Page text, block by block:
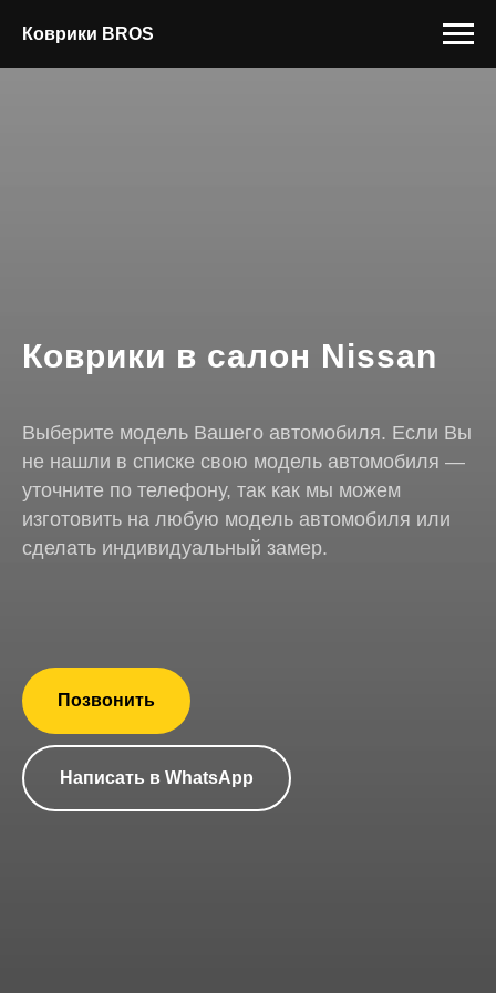
Коврики BROS
Коврики в салон Nissan
Выберите модель Вашего автомобиля. Если Вы
не нашли в списке свою модель автомобиля —
уточните по телефону, так как мы можем
изготовить на любую модель автомобиля или
сделать индивидуальный замер.
Позвонить
Написать в WhatsApp